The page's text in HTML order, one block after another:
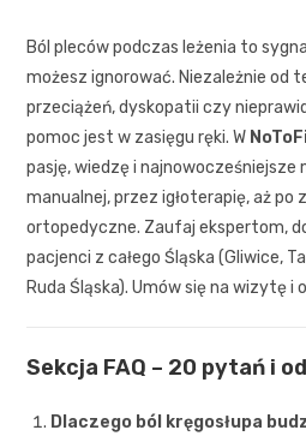
Ból pleców podczas leżenia to
możesz ignorować. Niezależnie od
przeciążeń, dyskopatii czy
pomoc jest w zasięgu ręki. W
pasję, wiedzę i najnowocześniejsze
manualnej, przez igłoterapię, aż po
ortopedyczne. Zaufaj ekspertom,
pacjenci z całego Śląska (Gliwice,
Ruda Śląska). Umów się na wizytę i
Sekcja FAQ – 20 pytań i
Dlaczego ból kręgosłupa